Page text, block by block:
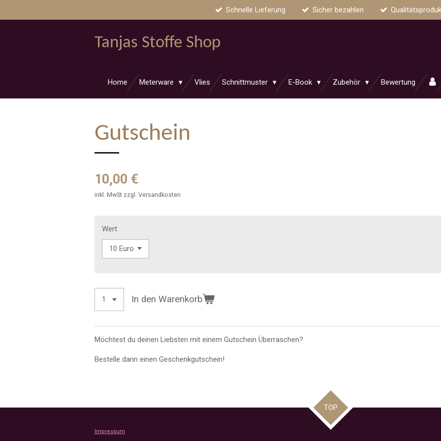
Schnelle Lieferung Sicher bezahlen
Tanjas Stoffe Shop
Home Meterware Vlies Schnittmuster E-Book Zubehör Bewertung
Gutschein
10,00 €
inkl. MwSt zzgl. Versandkosten
Wert
In den Warenkorb
Möchtest du deinen Liebsten mit einem Gutschein Überraschen?
Bestelle dann einen Geschenkgutschein!
TOP
Impressum